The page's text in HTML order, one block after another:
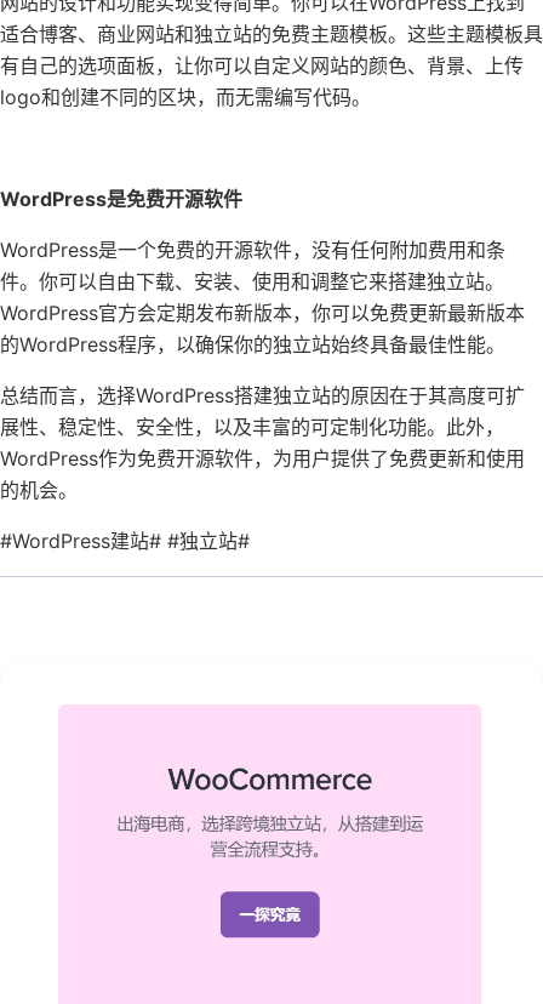
适合博客、商业网站和独立站的免费主题模板。这些主题模板具
有自己的选项面板，让你可以自定义网站的颜色、背景、上传
logo和创建不同的区块，而无需编写代码。
WordPress是免费开源软件
WordPress是一个免费的开源软件，没有任何附加费用和条
件。你可以自由下载、安装、使用和调整它来搭建独立站。
WordPress官方会定期发布新版本，你可以免费更新最新版本
的WordPress程序，以确保你的独立站始终具备最佳性能。
总结而言，选择WordPress搭建独立站的原因在于其高度可扩
展性、稳定性、安全性，以及丰富的可定制化功能。此外，
WordPress作为免费开源软件，为用户提供了免费更新和使用
的机会。
#WordPress建站# #独立站#